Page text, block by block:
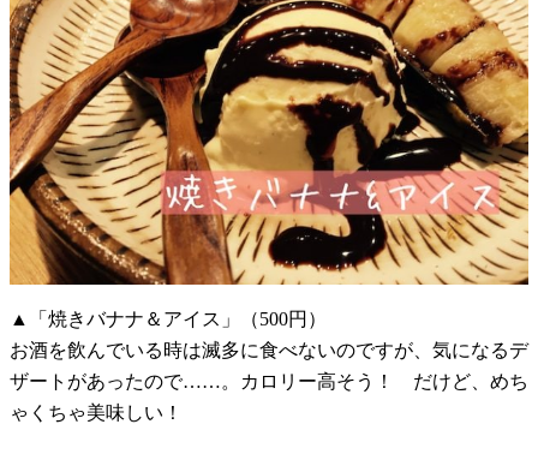
▲「焼きバナナ＆アイス」（500円）
お酒を飲んでいる時は滅多に食べないのですが、気になるデ
ザートがあったので……。カロリー高そう！ だけど、めち
ゃくちゃ美味しい！